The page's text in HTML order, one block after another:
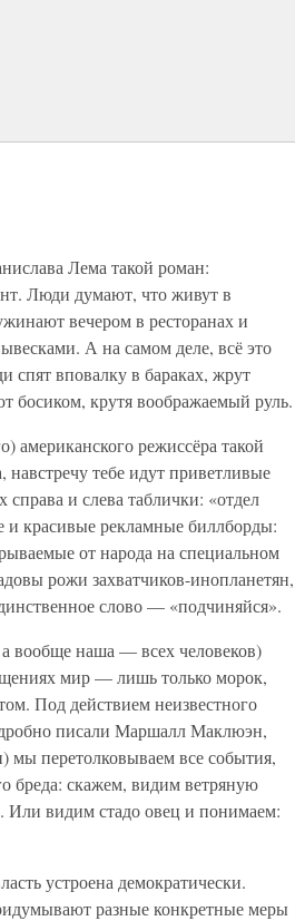
Лема такой роман:
Люди думают, что живут в
вечером в ресторанах и
А на самом деле, всё это
спят вповалку в бараках, жрут
босиком, крутя воображаемый руль.
американского режиссёра такой
тебе идут приветливые
и слева таблички: «отдел
и красивые рекламные биллборды:
от народа на специальном
рожи захватчиков-инопланетян,
слово — «подчиняйся».
вообще наша — всех человеков)
мир — лишь только морок,
Под действием неизвестного
писали Маршалл Маклюэн,
мы перетолковываем все события,
бреда: скажем, видим ветряную
Или видим стадо овец и понимаем:
устроена демократически.
разные конкретные меры